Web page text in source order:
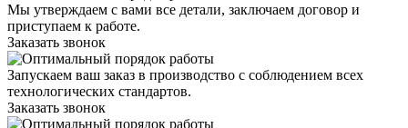
Мы утверждаем с вами все детали, заключаем договор и
приступаем к работе.
Заказать звонок
Запускаем ваш заказ в производство с соблюдением всех
технологических стандартов.
Заказать звонок